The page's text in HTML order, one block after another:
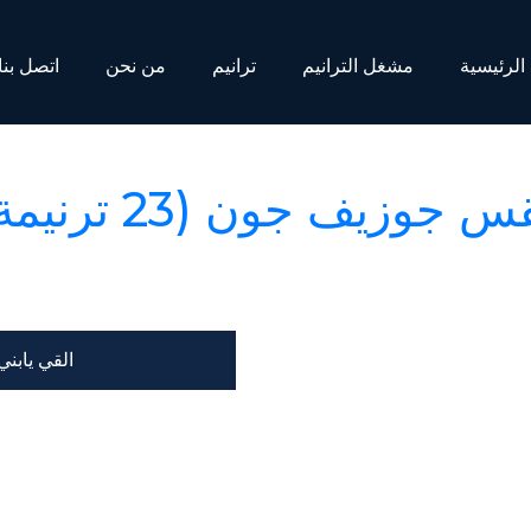
مشغل الترانيم ترانيم من نحن اتصل بنا
جوزيف جون (23 ترنيمة )
القي